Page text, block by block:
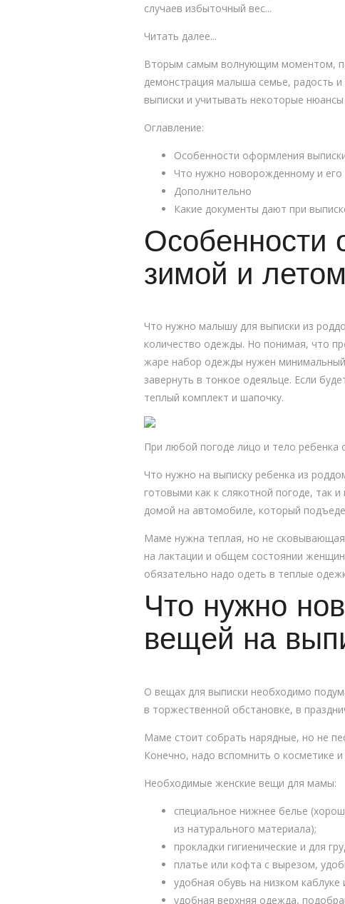
случаев избыточный вес...
Читать далее...
Вторым самым волнующим моментом,
демонстрация малыша семье, радость
выписки и учитывать некоторые
Оглавление:
Особенности оформления
Что нужно новорожденному и
Дополнительно
Какие документы дают при
Особенности
зимой и летом
Что нужно малышу для выписки из
количество одежды. Но понимая, что
жаре набор одежды нужен
завернуть в тонкое одеяльце. Если
теплый комплект и шапочку.
При любой погоде лицо и тело ребенка
Что нужно на выписку ребенка из
готовыми как к слякотной погоде, так
домой на автомобиле, который
Маме нужна теплая, но не
на лактации и общем состоянии
обязательно надо одеть в теплые
Что нужно
вещей на
О вещах для выписки необходимо
в торжественной обстановке, в
Маме стоит собрать нарядные, но не
Конечно, надо вспомнить о косметике
Необходимые женские вещи для мамы:
специальное нижнее белье
из натурального материала);
прокладки гигиенические и для
платье или кофта с вырезом,
удобная обувь на низком
удобная верхняя одежда,